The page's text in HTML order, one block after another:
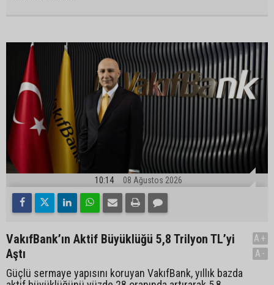
10:14 08 Ağustos 2026
VakıfBank’ın Aktif Büyüklüğü 5,8 Trilyon TL’yi
Aştı
Güçlü sermaye yapısını koruyan VakıfBank, yıllık bazda
A+
A-